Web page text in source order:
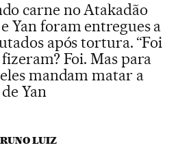
carne no Atakadão
Yan foram entregues a
após tortura. “Foi
Foi. Mas para
mandam matar a
Yan
LUIZ